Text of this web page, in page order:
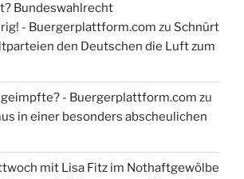
Bundeswahlrecht
- Buergerplattform.com zu Schnürt
den Deutschen die Luft zum
- Buergerplattform.com zu
in einer besonders abscheulichen
mit Lisa Fitz im Nothaftgewölbe